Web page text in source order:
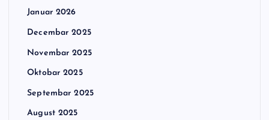
Januar 2026
Decembar 2025
Novembar 2025
Oktobar 2025
Septembar 2025
August 2025